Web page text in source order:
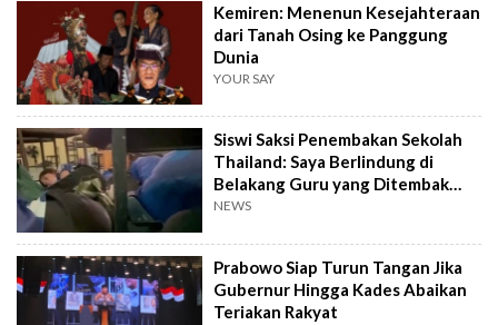
Kemiren: Menenun Kesejahteraan
dari Tanah Osing ke Panggung
Dunia
YOUR SAY
Siswi Saksi Penembakan Sekolah
Thailand: Saya Berlindung di
Belakang Guru yang Ditembak
Mati
NEWS
Prabowo Siap Turun Tangan Jika
Gubernur Hingga Kades Abaikan
Teriakan Rakyat